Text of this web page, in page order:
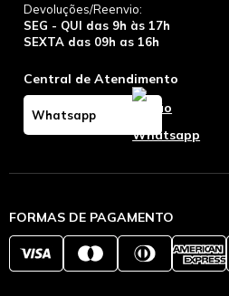
Devoluções/Reenvio:
SEG - QUI das 9h às 17h
SEXTA das 09h as 16h
Central de Atendimento
Whatsapp
FORMAS DE PAGAMENTO